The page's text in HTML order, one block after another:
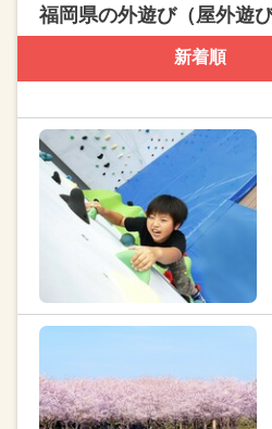
福岡県の外遊び（屋外遊
新着順